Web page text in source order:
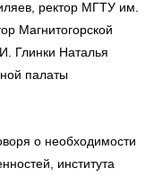
ректор МГТУ им.
Магнитогорской
Глинки Наталья
палаты
о необходимости
института